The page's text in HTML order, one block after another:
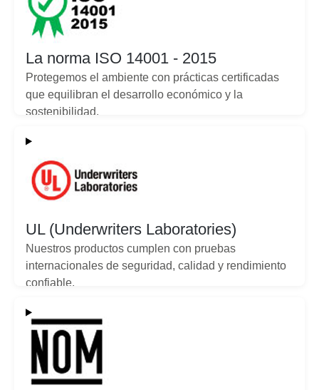
La norma ISO 14001 - 2015
Protegemos el ambiente con prácticas certificadas
que equilibran el desarrollo económico y la
sostenibilidad.
UL (Underwriters Laboratories)
Nuestros productos cumplen con pruebas
internacionales de seguridad, calidad y rendimiento
confiable.